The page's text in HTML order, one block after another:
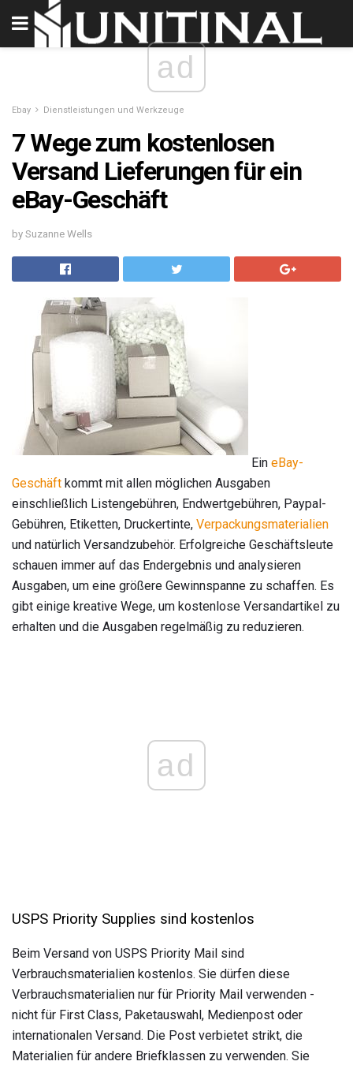
ad
Ebay Dienstleistungen und Werkzeuge
7 Wege zum kostenlosen
Versand Lieferungen für ein
eBay-Geschäft
by Suzanne Wells
Ein eBay-
Geschäft kommt mit allen möglichen Ausgaben
einschließlich Listengebühren, Endwertgebühren, Paypal-
Gebühren, Etiketten, Druckertinte, Verpackungsmaterialien
und natürlich Versandzubehör. Erfolgreiche Geschäftsleute
schauen immer auf das Endergebnis und analysieren
Ausgaben, um eine größere Gewinnspanne zu schaffen. Es
gibt einige kreative Wege, um kostenlose Versandartikel zu
erhalten und die Ausgaben regelmäßig zu reduzieren.
ad
USPS Priority Supplies sind kostenlos
Beim Versand von USPS Priority Mail sind
Verbrauchsmaterialien kostenlos. Sie dürfen diese
Verbrauchsmaterialien nur für Priority Mail verwenden -
nicht für First Class, Paketauswahl, Medienpost oder
internationalen Versand. Die Post verbietet strikt, die
Materialien für andere Briefklassen zu verwenden. Sie